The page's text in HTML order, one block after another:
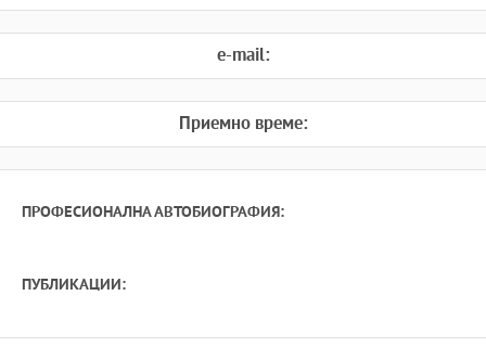
e-mail:
Приемно време:
ПРОФЕСИОНАЛНА АВТОБИОГРАФИЯ:
ПУБЛИКАЦИИ: